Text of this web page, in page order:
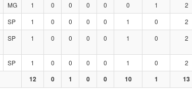
MG 1 0 0 0 0 0 1 2
SP 1 0 0 0 0 1 0 2
SP 1 0 0 0 0 1 0 2
SP 1 0 0 0 0 1 0 2
12 0 1 0 0 10 1 13